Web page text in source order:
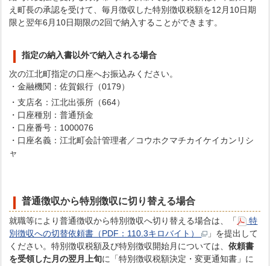
え町長の承認を受けて、毎月徴収した特別徴収税額を12月10日期
限と翌年6月10日期限の2回で納入することができます。
指定の納入書以外で納入される場合
次の江北町指定の口座へお振込みください。
・金融機関：佐賀銀行（0179）
・支店名：江北出張所（664）
・口座種別：普通預金
・口座番号：1000076
・口座名義：江北町会計管理者／コウホクマチカイケイカンリシ
ャ
普通徴収から特別徴収に切り替える場合
就職等により普通徴収から特別徴収へ切り替える場合は、「
特
別徴収への切替依頼書（PDF：110.3キロバイト）
」を提出して
ください。特別徴収税額及び特別徴収開始月については、依頼書
を受領した月の翌月上旬に「特別徴収税額決定・変更通知書」に